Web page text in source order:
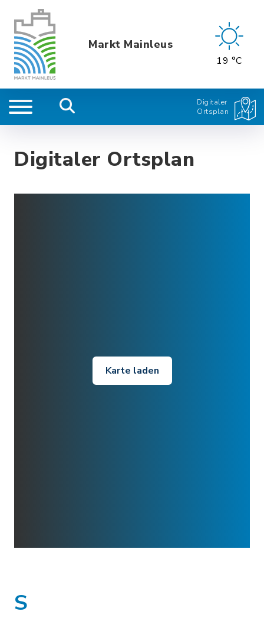
Markt Mainleus
19 °C
Digitaler
Ortsplan
Digitaler Ortsplan
Karte laden
S